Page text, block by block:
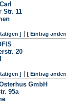
Str. 11
] [ Eintrag
20
] [ Eintrag
GmbH
95a